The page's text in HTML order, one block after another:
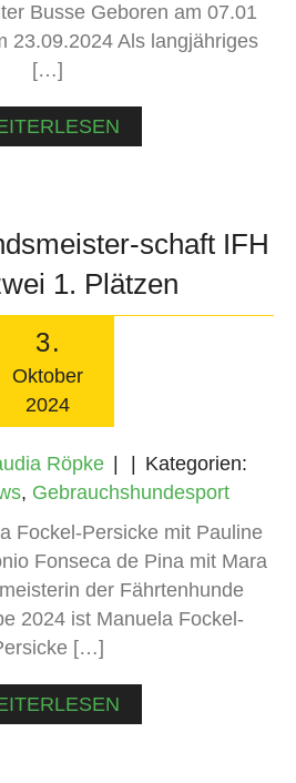
Busse Geboren am 07.01
23.09.2024 Als langjähriges
[…]
schaft IFH
1. Plätzen
3.
Oktober
2024
Röpke
Kategorien:
, Gebrauchshundesport
Fockel-Persicke mit Pauline
Fonseca de Pina mit Mara
der Fährtenhunde
2024 ist Manuela Fockel-
[…]